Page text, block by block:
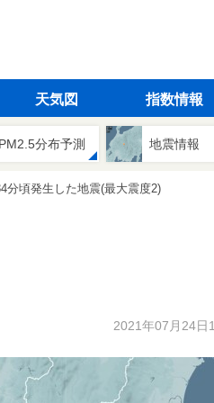
天気図 指数情報
PM2.5分布予測 地震情報
分頃発生した地震(最大震度2)
2021年07月24日